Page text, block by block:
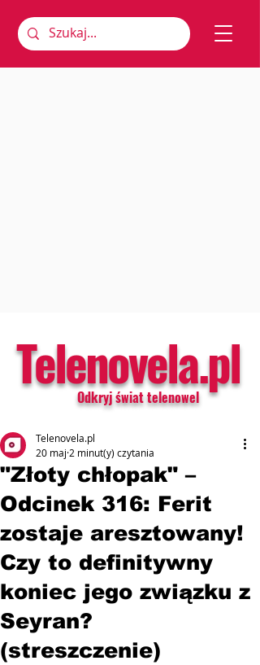
Telenovela.pl
Odkryj świat telenowel
"Złoty chłopak" –
Odcinek 316: Ferit
zostaje aresztowany!
Czy to definitywny
koniec jego związku z
Seyran?
(streszczenie)
Telenovela.pl
20 maj 2 minut(y) czytania